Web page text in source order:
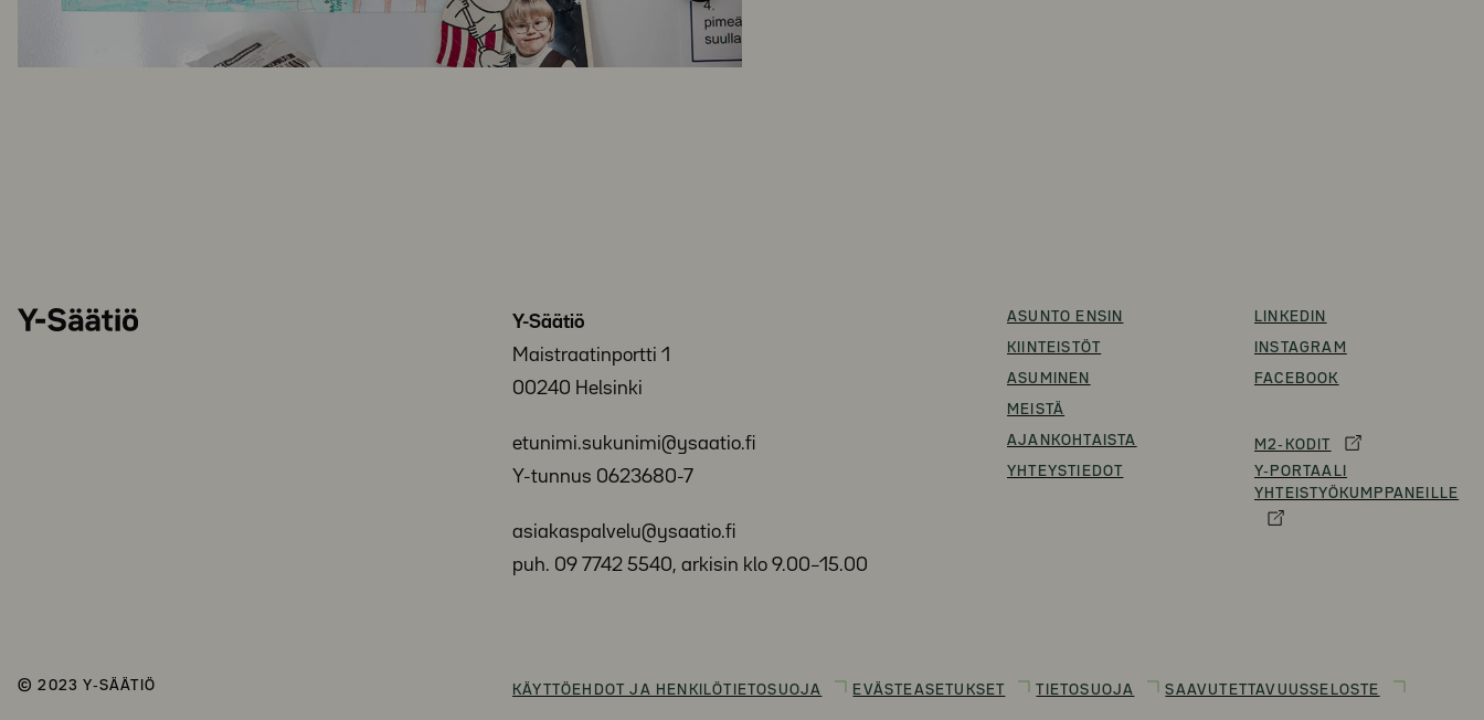
Y-
Y-Säätiö
Maistraatinportti 1
00240 Helsinki
etunimi.sukunimi@ysaatio.fi
Y-tunnus 0623680-7
asiakaspalvelu@ysaatio.fi
puh. 09 7742 5540, arkisin klo 9.00–15.00
ASUNTO ENSIN
KIINTEISTÖT
ASUMINEN
MEISTÄ
AJANKOHTAISTA
YHTEYSTIEDOT
LINKEDIN
INSTAGRAM
FACEBOOK
M2-KODIT
Y-PORTAALI
YHTEISTYÖKUMPPANEILLE
© 2023 Y-SÄÄTIÖ KÄYTTÖEHDOT JA HENKILÖTIETOSUOJA EVÄSTEASETUKSET TIETOSUOJA SAAVUTETTAVUUSSELOSTE